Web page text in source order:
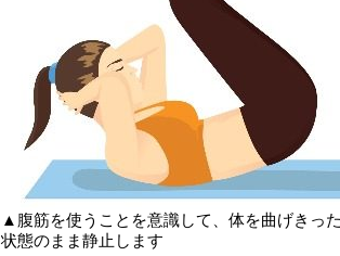
▲腹筋を使うことを意識して、体を曲げきっ
状態のまま静止します